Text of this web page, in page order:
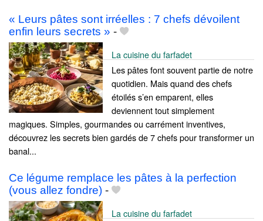
« Leurs pâtes sont irréelles : 7 chefs dévoilent
enfin leurs secrets » -
La cuisine du farfadet
Les pâtes font souvent partie de notre
quotidien. Mais quand des chefs
étoilés s’en emparent, elles
deviennent tout simplement
magiques. Simples, gourmandes ou carrément inventives,
découvrez les secrets bien gardés de 7 chefs pour transformer un
banal...
Ce légume remplace les pâtes à la perfection
(vous allez fondre) -
La cuisine du farfadet